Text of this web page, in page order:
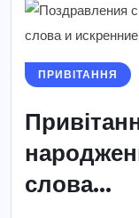
ПРИВІТАННЯ
слова...